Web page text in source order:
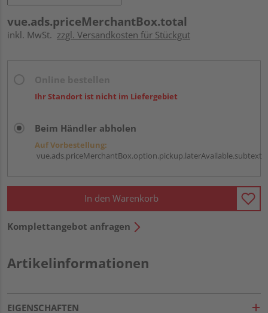
vue.ads.priceMerchantBox.total
inkl. MwSt. zzgl. Versandkosten für Stückgut
Ihr Standort ist nicht im Liefergebiet
Beim Händler abholen
Auf Vorbestellung:
vue.ads.priceMerchantBox.option.pickup.laterAvailable.subtext
In den Warenkorb
Komplettangebot anfragen
Artikelinformationen
EIGENSCHAFTEN